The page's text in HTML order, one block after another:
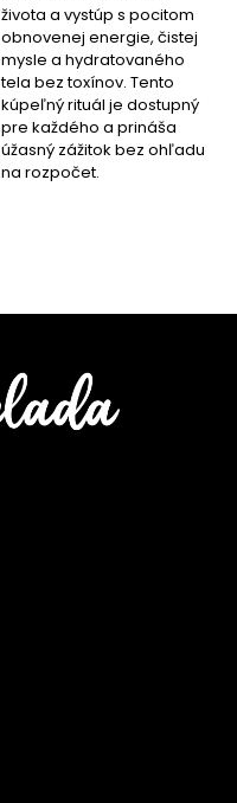
života a vystúp s pocitom
obnovenej energie, čistej
mysle a hydratovaného
tela bez toxínov. Tento
kúpeľný rituál je dostupný
pre každého a prináša
úžasný zážitok bez ohľadu
na rozpočet.